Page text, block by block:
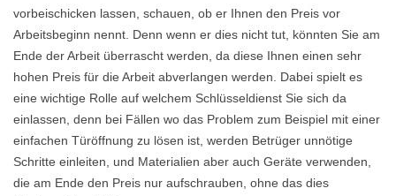
vorbeischicken lassen, schauen, ob er Ihnen den Preis vor
Arbeitsbeginn nennt. Denn wenn er dies nicht tut, könnten Sie am
Ende der Arbeit überrascht werden, da diese Ihnen einen sehr
hohen Preis für die Arbeit abverlangen werden. Dabei spielt es
eine wichtige Rolle auf welchem Schlüsseldienst Sie sich da
einlassen, denn bei Fällen wo das Problem zum Beispiel mit einer
einfachen Türöffnung zu lösen ist, werden Betrüger unnötige
Schritte einleiten, und Materialien aber auch Geräte verwenden,
die am Ende den Preis nur aufschrauben, ohne das dies